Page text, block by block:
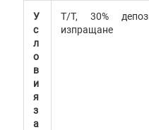
У
с
л
о
в
и
я
з
а
T/T, 30%
изпращане